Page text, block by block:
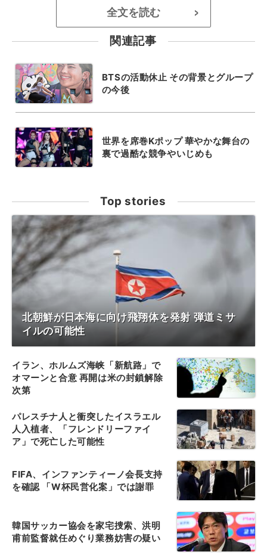
全文を読む >
関連記事
BTSの活動休止 その背景とグループ
の今後
世界を席巻Kポップ 華やかな舞台の
裏で過酷な競争やいじめも
Top stories
北朝鮮が日本海に向け飛翔体を発射 弾道ミサ
イルの可能性
イラン、ホルムズ海峡「新航路」で
オマーンと合意 再開は米の封鎖解除
次第
パレスチナ人と衝突したイスラエル
人入植者、「フレンドリーファイ
ア」で死亡した可能性
FIFA、インファンティーノ会長支持
を確認 「W杯民営化案」では謝罪
韓国サッカー協会を家宅捜索、洪明
甫前監督就任めぐり業務妨害の疑い